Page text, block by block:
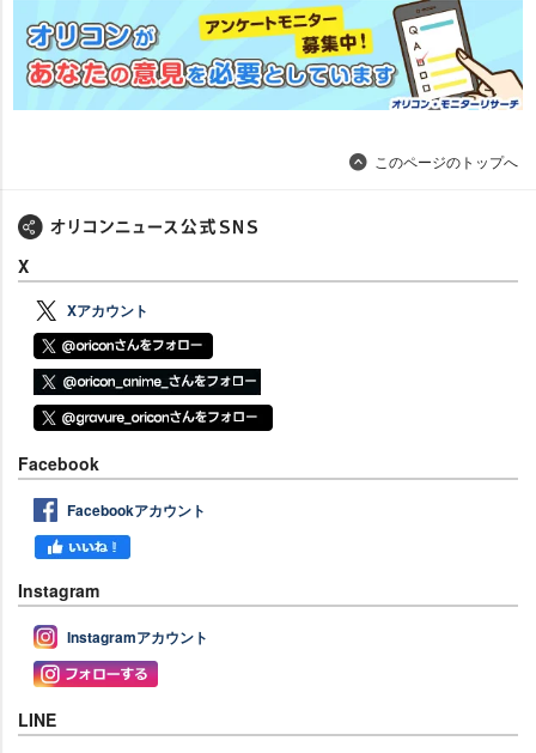
このページのトップへ
X
Xアカウント
Facebook
Facebookアカウント
Instagram
Instagramアカウント
LINE